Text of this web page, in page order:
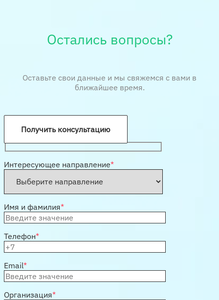
Остались вопросы?
Оставьте свои данные и мы свяжемся с вами в
ближайшее время.
Получить консультацию
Интересующее направление*
Имя и фамилия*
Телефон*
Email*
Организация*